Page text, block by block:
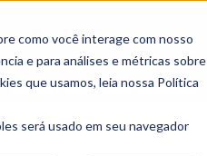
como você interage com nosso
e para análises e métricas sobre
que usamos, leia nossa Política
será usado em seu navegador
SOBRE LOJA GUIA
PRIMEIRACOMPRA20